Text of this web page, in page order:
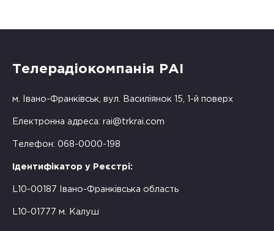
Телерадіокомпанія РАІ
м. Івано-Франківськ, вул. Василіянок 15, 1-й поверх
Електронна адреса: rai@trkrai.com
Телефон: 068-0000-198
Ідентифікатор у Реєстрі:
L10-00187 Івано-Франківська область
L10-01777 м. Калуш